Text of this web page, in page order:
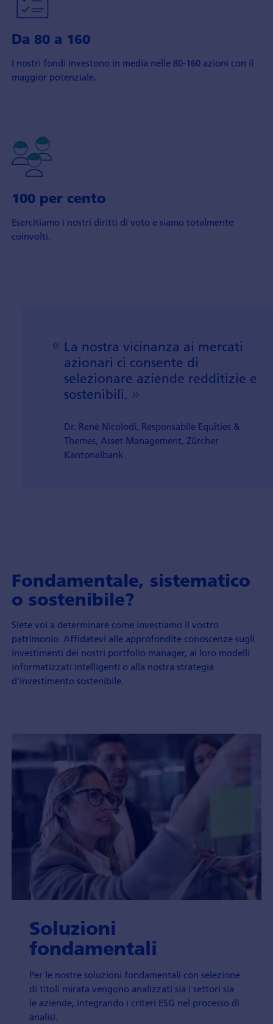
Da 80 a 160
I nostri fondi investono in media nelle 80-160 azioni con il
maggior potenziale.
100 per cento
Esercitiamo i nostri diritti di voto e siamo totalmente
coinvolti.
La nostra vicinanza ai mercati
azionari ci consente di
selezionare aziende redditizie e
sostenibili.
Dr. René Nicolodi, Responsabile Equities &
Themes, Asset Management, Zürcher
Kantonalbank
Fondamentale, sistematico
o sostenibile?
Siete voi a determinare come investiamo il vostro
patrimonio. Affidatevi alle approfondite conoscenze sugli
investimenti dei nostri portfolio manager, ai loro modelli
informatizzati intelligenti o alla nostra strategia
d'investimento sostenibile.
Soluzioni
fondamentali
Per le nostre soluzioni fondamentali con selezione
di titoli mirata vengono analizzati sia i settori sia
le aziende, integrando i criteri ESG nel processo di
analisi.